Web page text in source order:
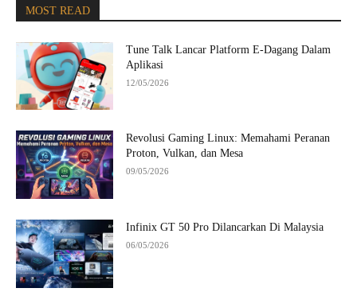
MOST READ
Tune Talk Lancar Platform E-Dagang Dalam
Aplikasi
12/05/2026
Revolusi Gaming Linux: Memahami Peranan
Proton, Vulkan, dan Mesa
09/05/2026
Infinix GT 50 Pro Dilancarkan Di Malaysia
06/05/2026